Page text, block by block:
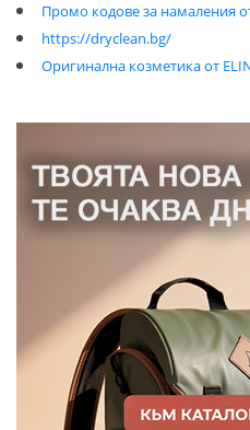
Промо кодове за намаления
https://dryclean.bg/
Оригинална козметика от